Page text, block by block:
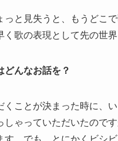
と見失うと、もうどこ
歌の表現として先の世
どんなお話を？
くことが決まった時に、
しゃっていただいたので